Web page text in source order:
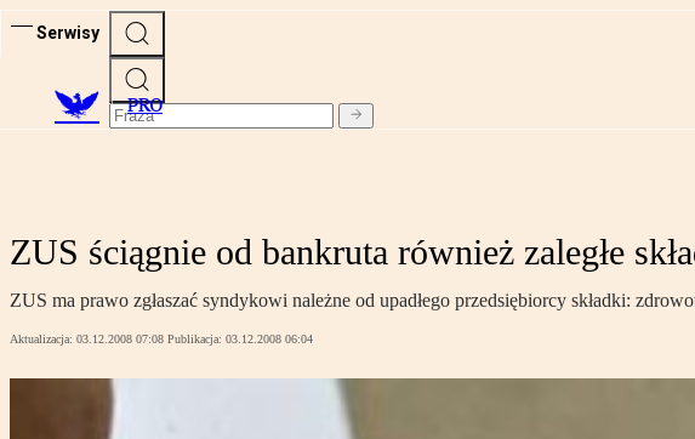
Serwisy
PRO
ZUS ściągnie od bankruta również zaległe
ZUS ma prawo zgłaszać syndykowi należne od upadłego przedsiębiorcy składki:
Aktualizacja: 03.12.2008 07:08 Publikacja: 03.12.2008 06:04